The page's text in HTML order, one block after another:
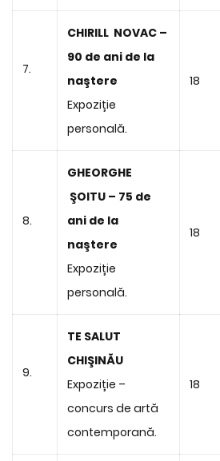
7.
CHIRILL NOVAC –
90 de ani de la
naştere
Expoziție
personală.
18
8.
GHEORGHE
ŞOITU – 75 de
ani de la
naştere
Expoziție
personală.
18
9.
TE SALUT
CHIŞINĂU
Expoziție –
concurs de artă
contemporană.
18